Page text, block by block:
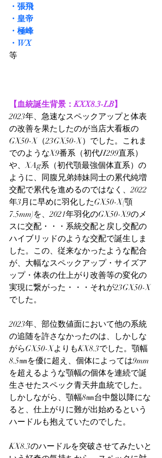
・張飛
・皇帝
・極峰
・WX
等
【血統誕生背景：KXX8.3-LB】
2023年、急速なスペックアップと体表
の改善を果たしたのが当店大看板の
GX50-X（23GX50-X）でした。これま
でのようなX9番系（初代H299直系）
や、XAg系（初代顎最強個体直系）の
ように、同腹兄弟姉妹同士の累代純増
交配で累代を進めるのではなく、2022
年3月に早めに羽化したGX50-X(顎
7.5mm)を、2021年羽化のGX50-X9のメ
スに交配・・・系統交配と戻し交配の
ハイブリッドのような交配で誕生しま
した。この、従来なかったような配合
が、大幅なスペックアップ・サイズア
ップ・体表の仕上がり改善等の変化の
実現に繋がった・・・それが23GX50-X
でした。
2023年、部位数値面において他の系統
の追随を許さなかったのは、しかしな
がらGX50-XよりもKX8.3でした。顎幅
8.5㎜を優に超え、個体によっては9mm
を超えるような顎幅の個体を連続で誕
生させたスペック青天井血統でした。
しかしながら、顎幅8㎜台中盤以降にな
ると、仕上がりに難が出始めるという
ハードルも抱えていたのでした。
KX8.3のハードルを突破させてみたいと